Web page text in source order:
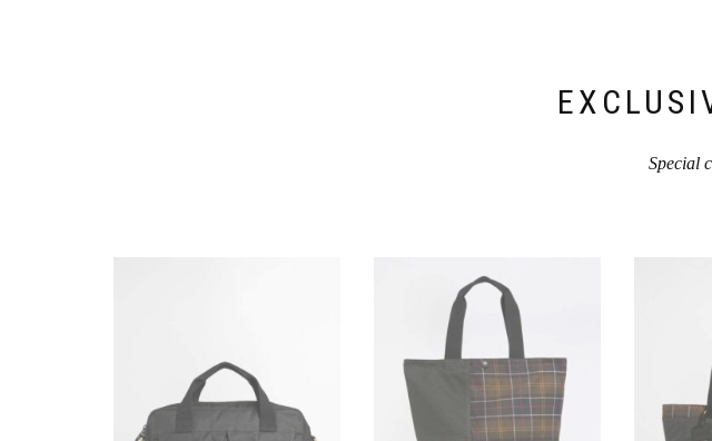
Special